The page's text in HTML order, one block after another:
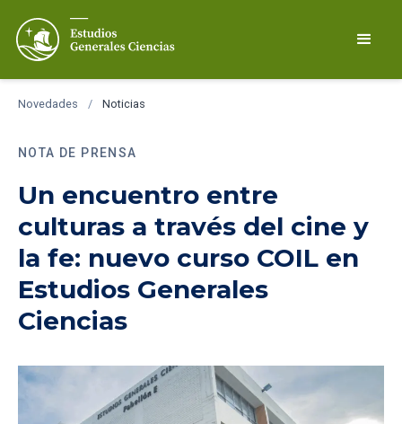
Novedades / Noticias
NOTA DE PRENSA
Un encuentro entre
culturas a través del cine y
la fe: nuevo curso COIL en
Estudios Generales
Ciencias